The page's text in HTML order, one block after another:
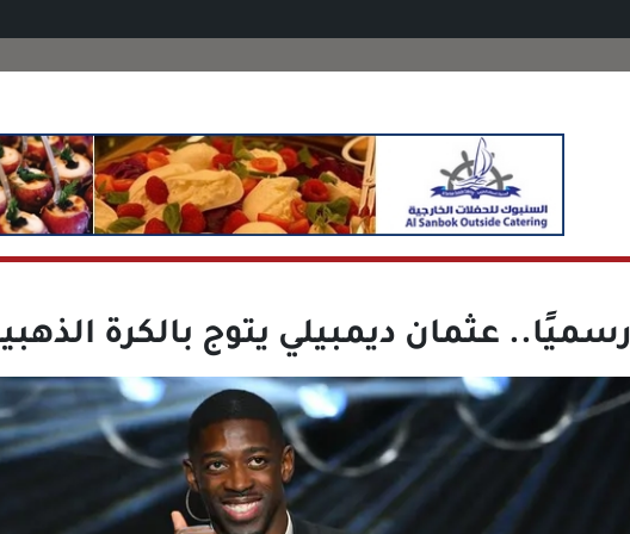
رسميًا.. عثمان ديمبيلي يتوج بالكرة الذهبية